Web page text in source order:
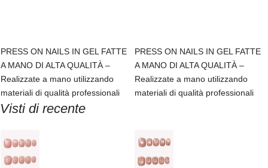
PRESS ON NAILS IN GEL FATTE
A MANO DI ALTA QUALITÀ –
Realizzate a mano utilizzando
materiali di qualità professionali
PRESS ON NAILS IN GEL FATTE
A MANO DI ALTA QUALITÀ –
Realizzate a mano utilizzando
materiali di qualità professionali
Visti di recente